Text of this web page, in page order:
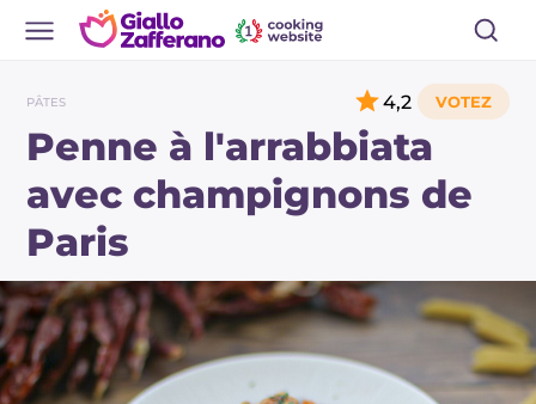
PÂTES
Penne à l'arrabbiata
avec champignons de
Paris
4,2